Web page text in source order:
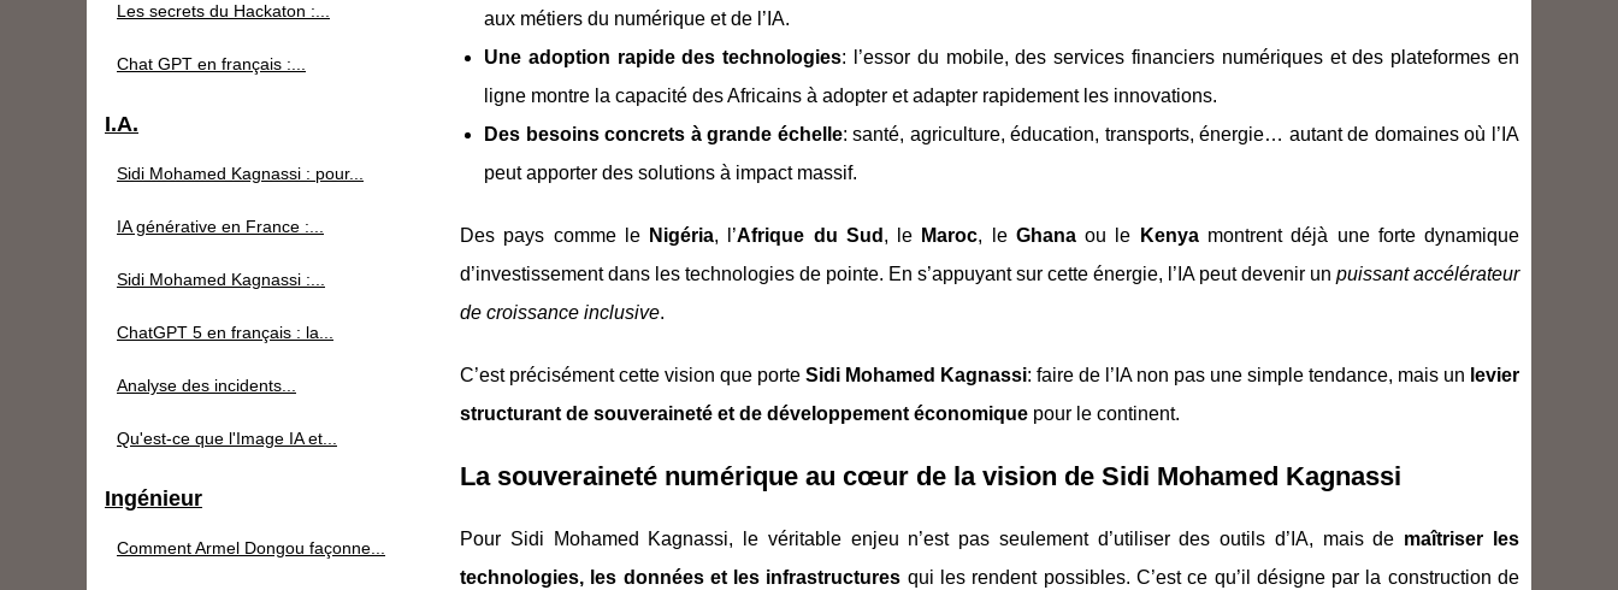
aux métiers du numérique et de l’IA.
Une adoption rapide des technologies: l’essor du mobile, des services financiers numériques et des plateformes en
ligne montre la capacité des Africains à adopter et adapter rapidement les innovations.
Des besoins concrets à grande échelle: santé, agriculture, éducation, transports, énergie… autant de domaines où l’IA
peut apporter des solutions à impact massif.
Des pays comme le Nigéria, l’Afrique du Sud , le Maroc, le Ghanaou le Kenyamontrent déjà une forte dynamique
d’investissement dans les technologies de pointe. En s’appuyant sur cette énergie, l’IA peut devenir un puissant accélérateur
de croissance inclusive.
C’est précisément cette vision que porte Sidi Mohamed Kagnassi: faire de l’IA non pas une simple tendance, mais un levier
structurant de souveraineté et de développement économique pour le continent.
La souveraineté numérique au cœur de la vision de Sidi Mohamed Kagnassi
Pour Sidi Mohamed Kagnassi, le véritable enjeu n’est pas seulement d’utiliser des outils d’IA, mais de maîtriser les
technologies, les données et les infrastructures qui les rendent possibles. C’est ce qu’il désigne par la construction de
Les secrets du Hackaton :...
Chat GPT en français :...
I.A.
Sidi Mohamed Kagnassi : pour...
IA générative en France :...
Sidi Mohamed Kagnassi :...
ChatGPT 5 en français : la...
Analyse des incidents...
Qu'est-ce que l'Image IA et...
Ingénieur
Comment Armel Dongou façonne...